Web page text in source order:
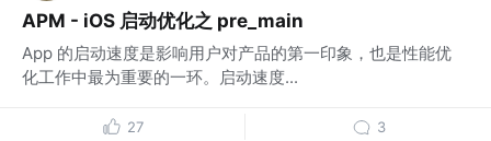
APM - iOS 启动优化之 pre_main
App 的启动速度是影响用户对产品的第一印象，也是性能优
化工作中最为重要的一环。启动速度...
27 3